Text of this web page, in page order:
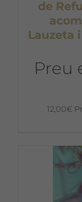
de
Lauzeta
Preu
12,00€